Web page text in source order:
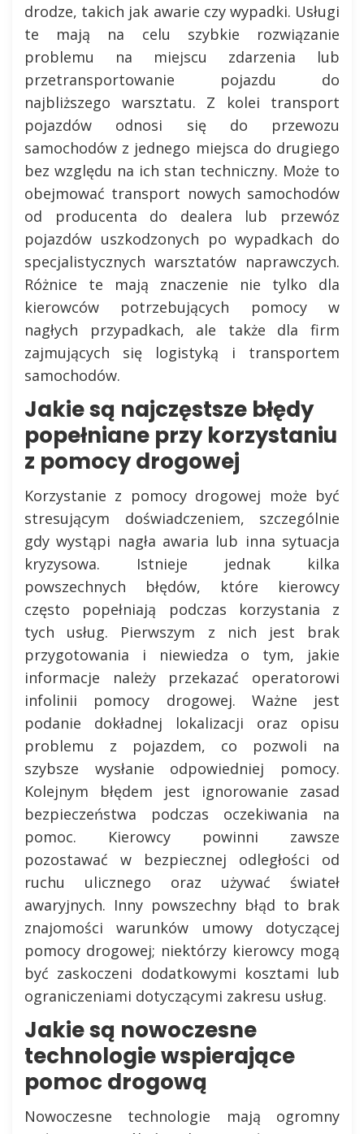
drodze, takich jak awarie czy wypadki. Usługi
te mają na celu szybkie rozwiązanie
problemu na miejscu zdarzenia lub
przetransportowanie pojazdu do
najbliższego warsztatu. Z kolei transport
pojazdów odnosi się do przewozu
samochodów z jednego miejsca do drugiego
bez względu na ich stan techniczny. Może to
obejmować transport nowych samochodów
od producenta do dealera lub przewóz
pojazdów uszkodzonych po wypadkach do
specjalistycznych warsztatów naprawczych.
Różnice te mają znaczenie nie tylko dla
kierowców potrzebujących pomocy w
nagłych przypadkach, ale także dla firm
zajmujących się logistyką i transportem
samochodów.
Jakie są najczęstsze błędy
popełniane przy korzystaniu
z pomocy drogowej
Korzystanie z pomocy drogowej może być
stresującym doświadczeniem, szczególnie
gdy wystąpi nagła awaria lub inna sytuacja
kryzysowa. Istnieje jednak kilka
powszechnych błędów, które kierowcy
często popełniają podczas korzystania z
tych usług. Pierwszym z nich jest brak
przygotowania i niewiedza o tym, jakie
informacje należy przekazać operatorowi
infolinii pomocy drogowej. Ważne jest
podanie dokładnej lokalizacji oraz opisu
problemu z pojazdem, co pozwoli na
szybsze wysłanie odpowiedniej pomocy.
Kolejnym błędem jest ignorowanie zasad
bezpieczeństwa podczas oczekiwania na
pomoc. Kierowcy powinni zawsze
pozostawać w bezpiecznej odległości od
ruchu ulicznego oraz używać świateł
awaryjnych. Inny powszechny błąd to brak
znajomości warunków umowy dotyczącej
pomocy drogowej; niektórzy kierowcy mogą
być zaskoczeni dodatkowymi kosztami lub
ograniczeniami dotyczącymi zakresu usług.
Jakie są nowoczesne
technologie wspierające
pomoc drogową
Nowoczesne technologie mają ogromny